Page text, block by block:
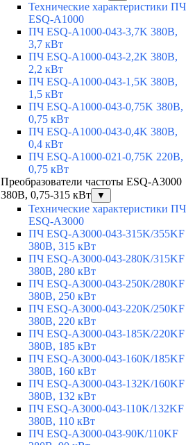
Технические характеристики ПЧ
ESQ-A1000
ПЧ ESQ-A1000-043-3,7K 380В,
3,7 кВт
ПЧ ESQ-A1000-043-2,2K 380В,
2,2 кВт
ПЧ ESQ-A1000-043-1,5K 380В,
1,5 кВт
ПЧ ESQ-A1000-043-0,75K 380В,
0,75 кВт
ПЧ ESQ-A1000-043-0,4K 380В,
0,4 кВт
ПЧ ESQ-A1000-021-0,75K 220В,
0,75 кВт
Преобразователи частоты ESQ-A3000
380В, 0,75-315 кВт
▼
Технические характеристики ПЧ
ESQ-A3000
ПЧ ESQ-A3000-043-315K/355KF
380В, 315 кВт
ПЧ ESQ-A3000-043-280K/315KF
380В, 280 кВт
ПЧ ESQ-A3000-043-250K/280KF
380В, 250 кВт
ПЧ ESQ-A3000-043-220K/250KF
380В, 220 кВт
ПЧ ESQ-A3000-043-185K/220KF
380В, 185 кВт
ПЧ ESQ-A3000-043-160K/185KF
380В, 160 кВт
ПЧ ESQ-A3000-043-132K/160KF
380В, 132 кВт
ПЧ ESQ-A3000-043-110K/132KF
380В, 110 кВт
ПЧ ESQ-A3000-043-90K/110KF